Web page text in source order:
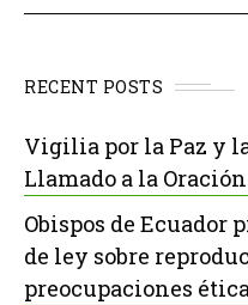
RECENT POSTS
Vigilia por la Paz y
Llamado a la
Obispos de
de ley sobre
preocupaciones